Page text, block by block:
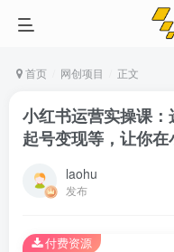
首页 网创项目 正文
小红书运营实操课：
起号变现等，让你
laohu
发布
付费资源